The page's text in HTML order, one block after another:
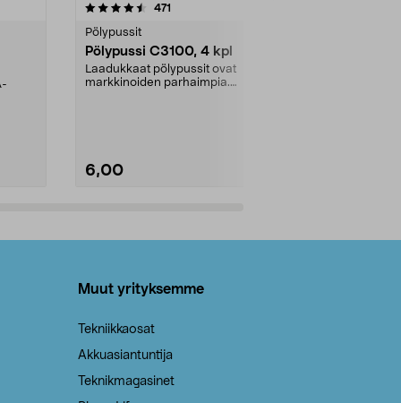
471
Pölypussit
Pölypussi C3100, 4 kpl
Laadukkaat pölypussit ovat
markkinoiden parhaimpia.
6,00
4.5viidestä
Muut yrityksemme
Tekniikkaosat
Akkuasiantuntija
Teknikmagasinet